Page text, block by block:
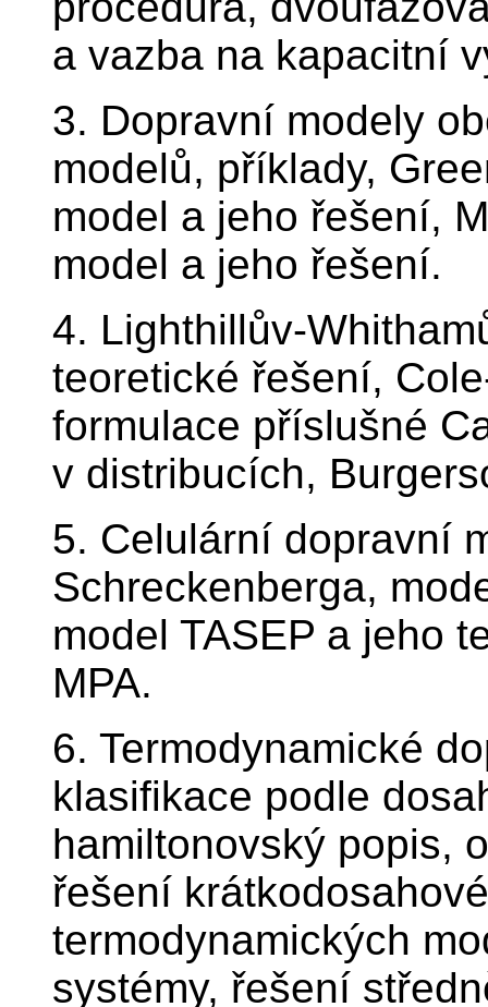
a vazba na kapacitní
3. Dopravní modely
modelů, příklady,
model a jeho řešení,
model a jeho řešení.
4. Lighthillův-
teoretické řešení,
formulace příslušné
v distribucích,
5. Celulární dopravní
Schreckenberga,
model TASEP a jeho
MPA.
6. Termodynamické
klasifikace podle
hamiltonovský popis,
řešení
termodynamických
systémy, řešení